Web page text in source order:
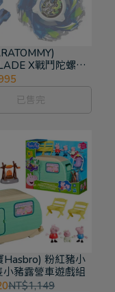
X戰鬥陀螺
限衝擊對戰組C
已售完
Hasbro) 粉紅豬小
小豬露營車遊戲組
NT$1,149